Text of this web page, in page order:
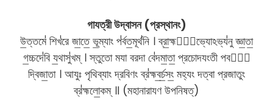
গাযত্রী উদ্বাসন (প্রস্থানং)
উ॒ত্তমে॑ শিখ॑রে জা॒তে॒ ভূ॒ম্যাং প॑র্বত॒মূর্থ॑নি । ব্রা॒হ্মণে᳚ভ্যোঽভ্য॑নু জ্ঞা॒তা॒
গ॒চ্চদে॑বি য॒থাসু॑খম্ । স্তুতো মযা বরদা বে॑দমা॒তা॒ প্রচোদযংতী পবনে᳚
দ্বিজা॒তা । আযুঃ পৃথিব্যাং দ্রবিণং ব্র॑হ্মব॒র্চ॒সং॒ মহ্যং দত্বা প্রজাতুং
ব্র॑হ্মলো॒কম্ ॥ (মহানারাযণ উপনিষত্)